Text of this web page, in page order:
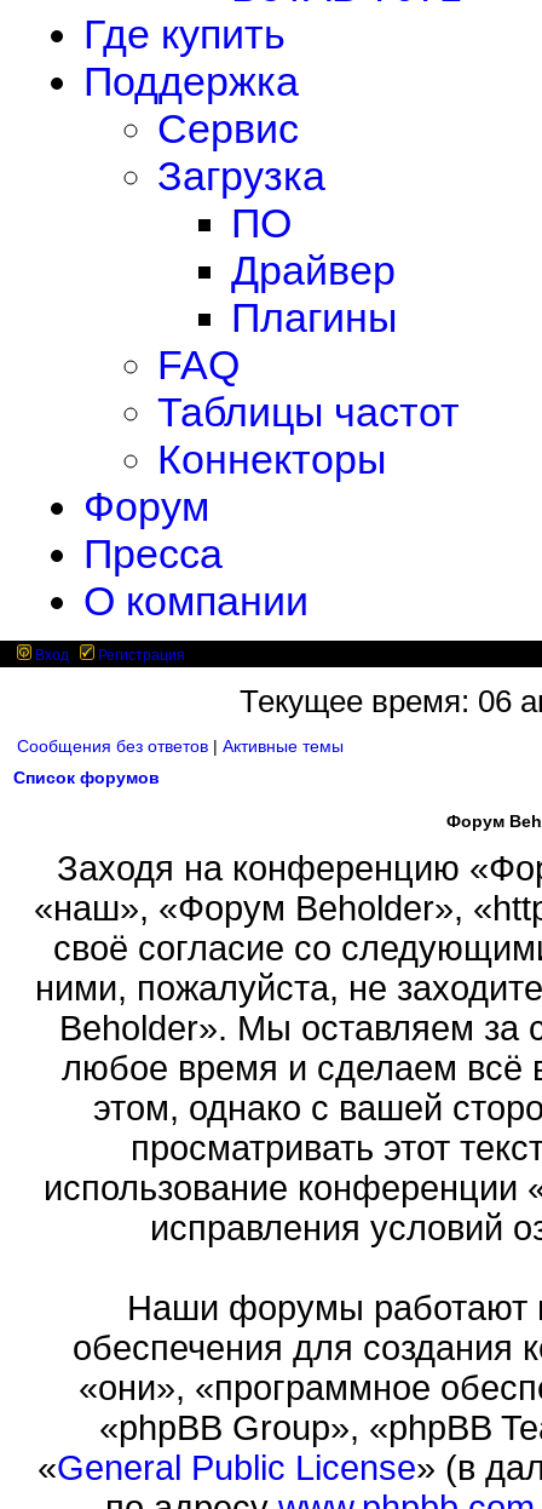
Где купить
Поддержка
Сервис
Загрузка
ПО
Драйвер
Плагины
FAQ
Таблицы частот
Коннекторы
Форум
Пресса
О компании
Вход Регистрация
Текущее время: 06
Сообщения без ответов | Активные темы
Список форумов
Форум
Заходя на конференцию
«наш», «Форум Beholder»,
своё согласие со
ними, пожалуйста, не
Beholder». Мы оставляем за
любое время и сделаем всё
этом, однако с вашей
просматривать этот
использование
исправления условий
Наши форумы работают
обеспечения для
«они», «программное
«phpBB Group», «phpBB
«General Public License» (в